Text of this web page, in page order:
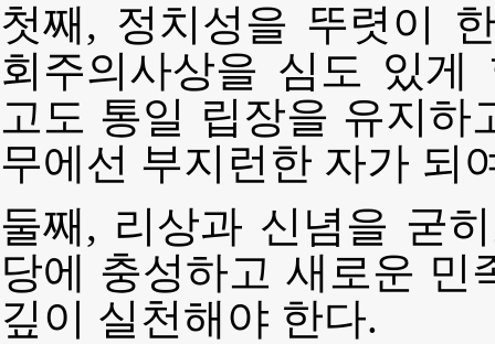
첫째, 정치성을 뚜렷이
회주의사상을 심도 있게
고도 통일 립장을 유지하
무에선 부지런한 자가 되
둘째, 리상과 신념을 굳
당에 충성하고 새로운 민
깊이 실천해야 한다.